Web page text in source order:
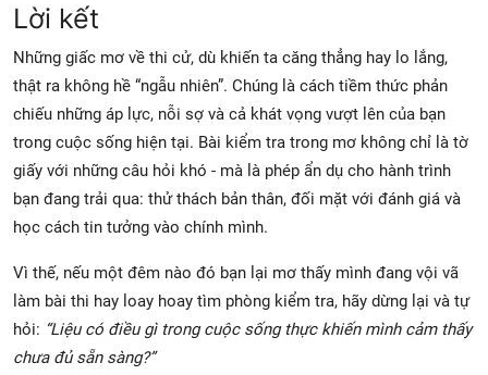
Lời kết
Những giấc mơ về thi cử, dù khiến ta căng thẳng hay lo lắng,
thật ra không hề “ngẫu nhiên”. Chúng là cách tiềm thức phản
chiếu những áp lực, nỗi sợ và cả khát vọng vượt lên của bạn
trong cuộc sống hiện tại. Bài kiểm tra trong mơ không chỉ là tờ
giấy với những câu hỏi khó - mà là phép ẩn dụ cho hành trình
bạn đang trải qua: thử thách bản thân, đối mặt với đánh giá và
học cách tin tưởng vào chính mình.
Vì thế, nếu một đêm nào đó bạn lại mơ thấy mình đang vội vã
làm bài thi hay loay hoay tìm phòng kiểm tra, hãy dừng lại và tự
hỏi: “Liệu có điều gì trong cuộc sống thực khiến mình cảm thấy
chưa đủ sẵn sàng?”